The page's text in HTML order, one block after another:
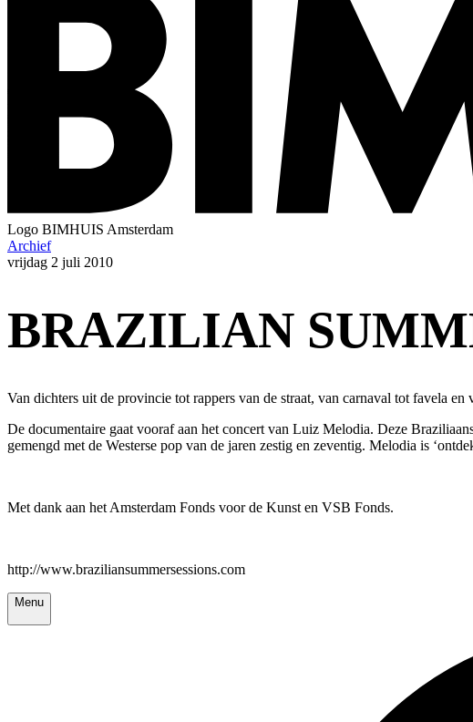
Logo BIMHUIS Amsterdam
Archief
vrijdag 2 juli 2010
BRAZILIAN
Van dichters uit de provincie tot rappers van de straat, van carnaval tot favela
De documentaire gaat vooraf aan het concert van Luiz Melodia. Deze
gemengd met de Westerse pop van de jaren zestig en zeventig. Melodia is
Met dank aan het Amsterdam Fonds voor de Kunst en VSB Fonds.
http://www.braziliansummersessions.com
Menu